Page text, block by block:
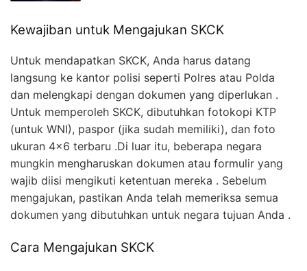
Kewajiban untuk Mengajukan SKCK
Untuk mendapatkan SKCK, Anda harus datang
langsung ke kantor polisi seperti Polres atau Polda
dan melengkapi dengan dokumen yang diperlukan .
Untuk memperoleh SKCK, dibutuhkan fotokopi KTP
(untuk WNI), paspor (jika sudah memiliki), dan foto
ukuran 4×6 terbaru .Di luar itu, beberapa negara
mungkin mengharuskan dokumen atau formulir yang
wajib diisi mengikuti ketentuan mereka . Sebelum
mengajukan, pastikan Anda telah memeriksa semua
dokumen yang dibutuhkan untuk negara tujuan Anda .
Cara Mengajukan SKCK